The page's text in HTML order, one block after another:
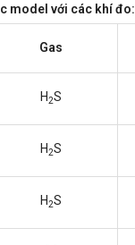
model với các khí đo:
Gas
H2S
H2S
H2S